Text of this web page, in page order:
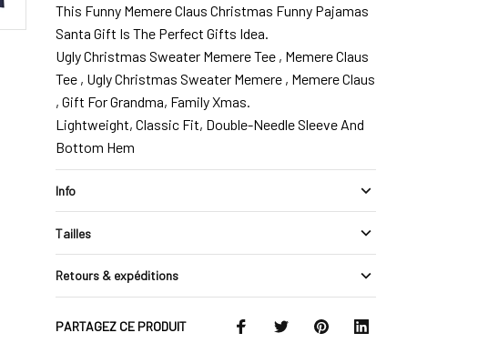
This Funny Memere Claus Christmas Funny Pajamas
Santa Gift Is The Perfect Gifts Idea.
Ugly Christmas Sweater Memere Tee , Memere Claus
Tee , Ugly Christmas Sweater Memere , Memere Claus
, Gift For Grandma, Family Xmas.
Lightweight, Classic Fit, Double-Needle Sleeve And
Bottom Hem
Info
Tailles
Retours & expéditions
PARTAGEZ CE PRODUIT